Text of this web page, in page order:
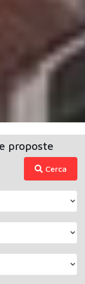
proposte
Cerca